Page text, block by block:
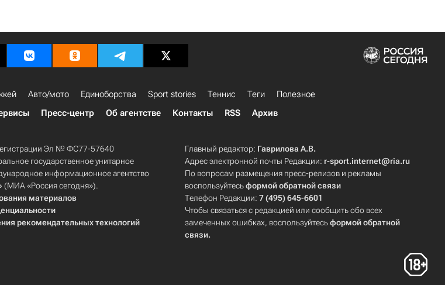
Авто/мото Единоборства Sport stories Теннис Теги
Полезное
Пресс-центр Об агентстве Контакты RSS Архив
Эл № ФС77-57640
государственное унитарное
информационное агентство
(МИА «Россия сегодня»).
материалов
рекомендательных технологий
Главный редактор: Гаврилова А.В.
Адрес электронной почты Редакции: r-sport.internet@ria.ru
По вопросам размещения пресс-релизов и рекламы
воспользуйтесьформой обратной связи
Телефон Редакции:7 (495) 645-6601
Чтобы связаться с редакцией или сообщить обо всех
замеченных ошибках, воспользуйтесьформой обратной
связи.